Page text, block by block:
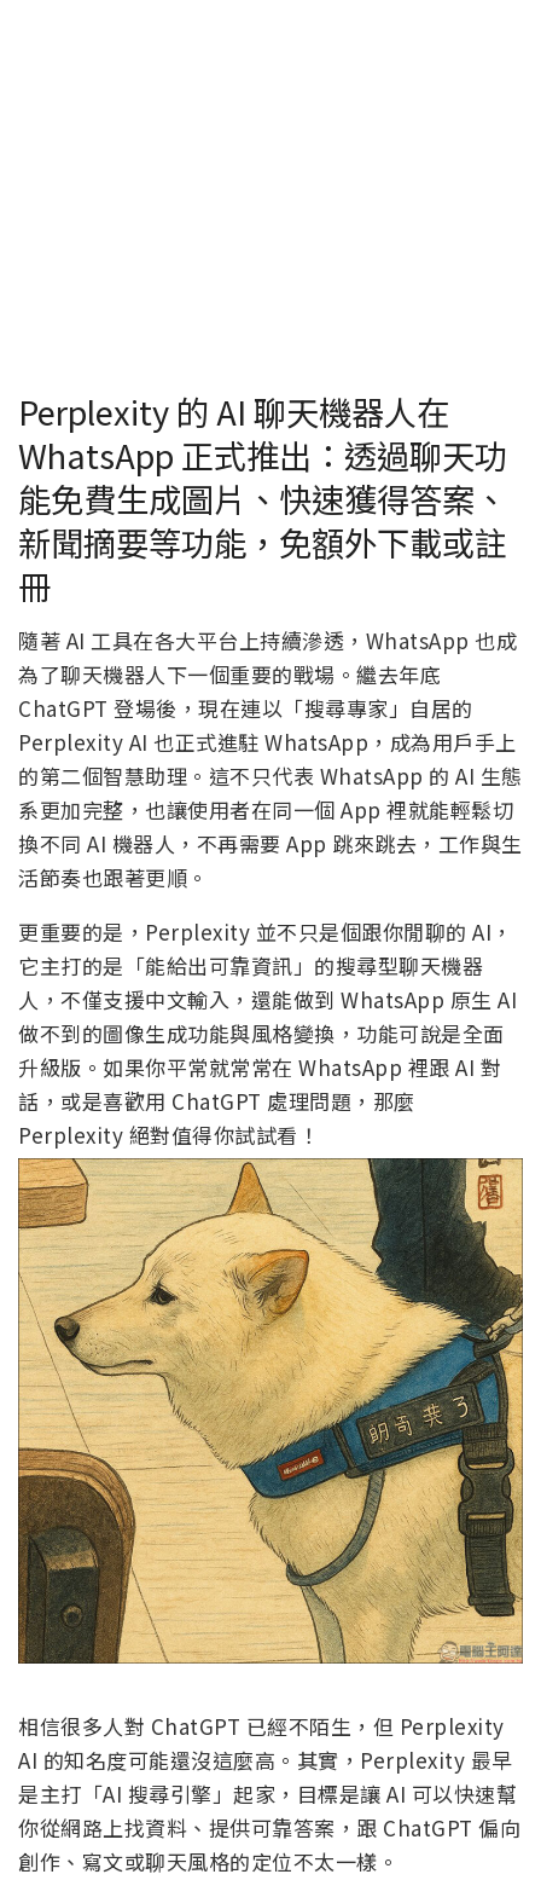
Perplexity 的 AI 聊天機器人在
WhatsApp 正式推出：透過聊天功
能免費生成圖片、快速獲得答案、
新聞摘要等功能，免額外下載或註
冊
隨著 AI 工具在各大平台上持續滲透，WhatsApp 也成
為了聊天機器人下一個重要的戰場。繼去年底
ChatGPT 登場後，現在連以「搜尋專家」自居的
Perplexity AI 也正式進駐 WhatsApp，成為用戶手上
的第二個智慧助理。這不只代表 WhatsApp 的 AI 生態
系更加完整，也讓使用者在同一個 App 裡就能輕鬆切
換不同 AI 機器人，不再需要 App 跳來跳去，工作與生
活節奏也跟著更順。
更重要的是，Perplexity 並不只是個跟你閒聊的 AI，
它主打的是「能給出可靠資訊」的搜尋型聊天機器
人，不僅支援中文輸入，還能做到 WhatsApp 原生 AI
做不到的圖像生成功能與風格變換，功能可說是全面
升級版。如果你平常就常常在 WhatsApp 裡跟 AI 對
話，或是喜歡用 ChatGPT 處理問題，那麼
Perplexity 絕對值得你試試看！
相信很多人對 ChatGPT 已經不陌生，但 Perplexity
AI 的知名度可能還沒這麼高。其實，Perplexity 最早
是主打「AI 搜尋引擎」起家，目標是讓 AI 可以快速幫
你從網路上找資料、提供可靠答案，跟 ChatGPT 偏向
創作、寫文或聊天風格的定位不太一樣。